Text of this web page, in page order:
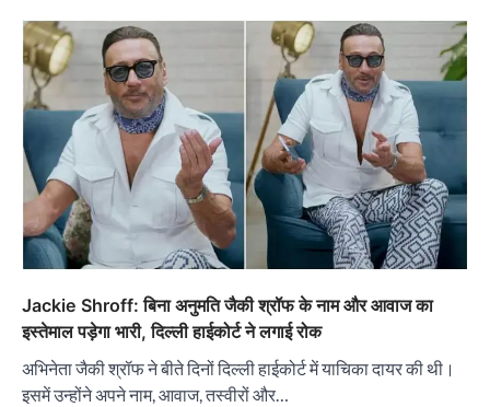
Jackie Shroff: बिना अनुमति जैकी श्रॉफ के नाम और आवाज का
इस्तेमाल पड़ेगा भारी, दिल्ली हाईकोर्ट ने लगाई रोक
अभिनेता जैकी श्रॉफ ने बीते दिनों दिल्ली हाईकोर्ट में याचिका दायर की थी।
इसमें उन्होंने अपने नाम, आवाज, तस्वीरों और…